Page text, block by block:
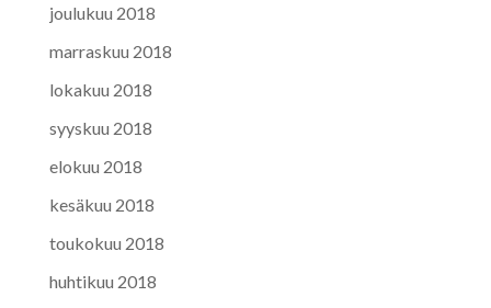
joulukuu 2018
marraskuu 2018
lokakuu 2018
syyskuu 2018
elokuu 2018
kesäkuu 2018
toukokuu 2018
huhtikuu 2018